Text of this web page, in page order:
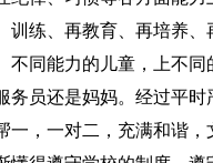
训练、再教育、再培养
不同能力的儿童，上不
务员还是妈妈。经过平
一，一对二，充满和谐